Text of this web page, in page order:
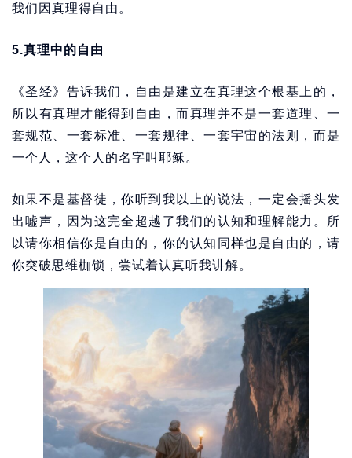
我们因真理得自由。
5.真理中的自由
《圣经》告诉我们，自由是建立在真理这个根基上的，
所以有真理才能得到自由，而真理并不是一套道理、一
套规范、一套标准、一套规律、一套宇宙的法则，而是
一个人，这个人的名字叫耶稣。
如果不是基督徒，你听到我以上的说法，一定会摇头发
出嘘声，因为这完全超越了我们的认知和理解能力。所
以请你相信你是自由的，你的认知同样也是自由的，请
你突破思维枷锁，尝试着认真听我讲解。